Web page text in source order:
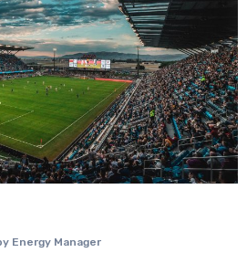
Energy Manager